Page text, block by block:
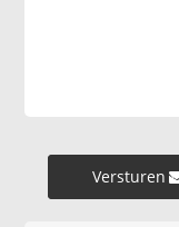
Versturen »